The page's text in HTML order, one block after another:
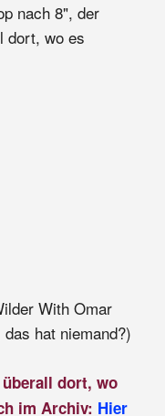
nach 8", der
dort, wo es
With Omar
hat niemand?)
dort, wo
im Archiv: Hier